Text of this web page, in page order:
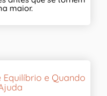
maior.
Equilíbrio e Quando